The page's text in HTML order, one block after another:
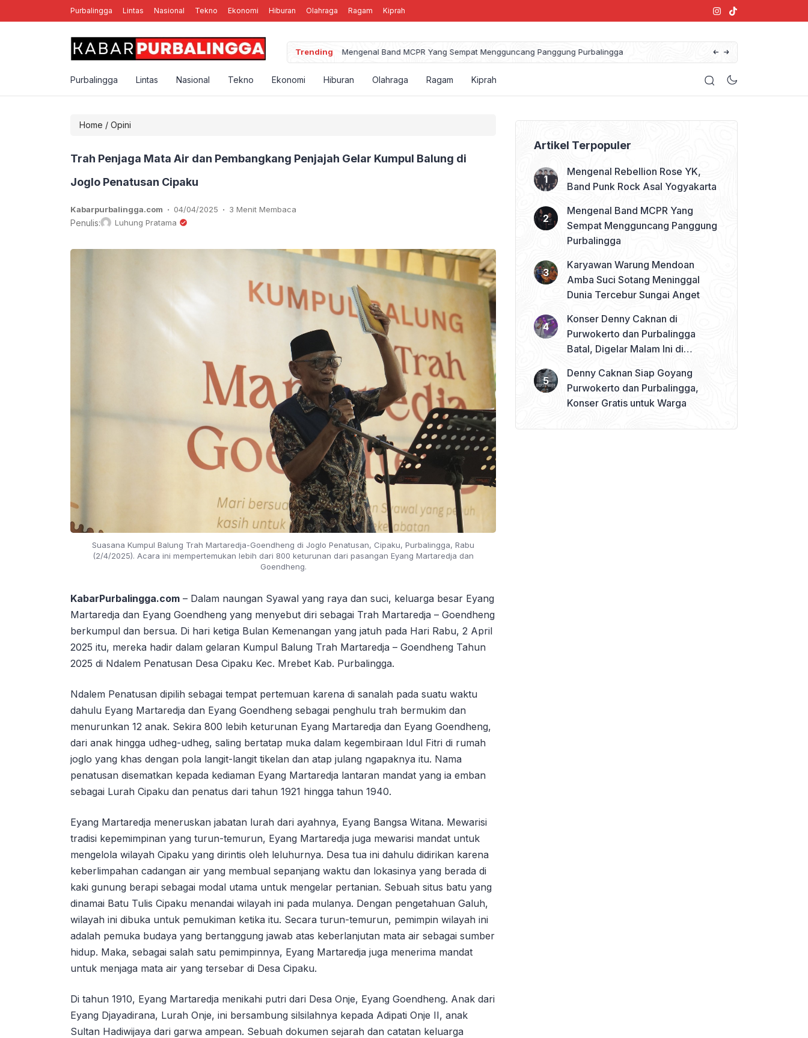
Purbalingga Lintas Nasional Tekno Ekonomi Hiburan Olahraga Ragam Kiprah
Trending
Rebellion Rose YK, Band Punk Rock Asal Yogyakarta Mengenal Band MCPR Yang Sempat Mengguncang Panggung Purbalingga
Purbalingga Lintas Nasional Tekno Ekonomi Hiburan Olahraga Ragam Kiprah
Home / Opini
Trah Penjaga Mata Air dan Pembangkang Penjajah Gelar Kumpul Balung di
Joglo Penatusan Cipaku
Kabarpurbalingga.com . 04/04/2025 . 3 Menit Membaca
Penulis: Luhung Pratama
Suasana Kumpul Balung Trah Martaredja-Goendheng di Joglo Penatusan, Cipaku, Purbalingga, Rabu
(2/4/2025). Acara ini mempertemukan lebih dari 800 keturunan dari pasangan Eyang Martaredja dan
Goendheng.
KabarPurbalingga.com – Dalam naungan Syawal yang raya dan suci, keluarga besar Eyang
Martaredja dan Eyang Goendheng yang menyebut diri sebagai Trah Martaredja – Goendheng
berkumpul dan bersua. Di hari ketiga Bulan Kemenangan yang jatuh pada Hari Rabu, 2 April
2025 itu, mereka hadir dalam gelaran Kumpul Balung Trah Martaredja – Goendheng Tahun
2025 di Ndalem Penatusan Desa Cipaku Kec. Mrebet Kab. Purbalingga.
Ndalem Penatusan dipilih sebagai tempat pertemuan karena di sanalah pada suatu waktu
dahulu Eyang Martaredja dan Eyang Goendheng sebagai penghulu trah bermukim dan
menurunkan 12 anak. Sekira 800 lebih keturunan Eyang Martaredja dan Eyang Goendheng,
dari anak hingga udheg-udheg, saling bertatap muka dalam kegembiraan Idul Fitri di rumah
joglo yang khas dengan pola langit-langit tikelan dan atap julang ngapaknya itu. Nama
penatusan disematkan kepada kediaman Eyang Martaredja lantaran mandat yang ia emban
sebagai Lurah Cipaku dan penatus dari tahun 1921 hingga tahun 1940.
Eyang Martaredja meneruskan jabatan lurah dari ayahnya, Eyang Bangsa Witana. Mewarisi
tradisi kepemimpinan yang turun-temurun, Eyang Martaredja juga mewarisi mandat untuk
mengelola wilayah Cipaku yang dirintis oleh leluhurnya. Desa tua ini dahulu didirikan karena
keberlimpahan cadangan air yang membual sepanjang waktu dan lokasinya yang berada di
kaki gunung berapi sebagai modal utama untuk mengelar pertanian. Sebuah situs batu yang
dinamai Batu Tulis Cipaku menandai wilayah ini pada mulanya. Dengan pengetahuan Galuh,
wilayah ini dibuka untuk pemukiman ketika itu. Secara turun-temurun, pemimpin wilayah ini
adalah pemuka budaya yang bertanggung jawab atas keberlanjutan mata air sebagai sumber
hidup. Maka, sebagai salah satu pemimpinnya, Eyang Martaredja juga menerima mandat
untuk menjaga mata air yang tersebar di Desa Cipaku.
Di tahun 1910, Eyang Martaredja menikahi putri dari Desa Onje, Eyang Goendheng. Anak dari
Eyang Djayadirana, Lurah Onje, ini bersambung silsilahnya kepada Adipati Onje II, anak
Sultan Hadiwijaya dari garwa ampean. Sebuah dokumen sejarah dan catatan keluarga
Artikel Terpopuler
Mengenal Rebellion Rose YK,
Band Punk Rock Asal Yogyakarta
Mengenal Band MCPR Yang
Sempat Mengguncang Panggung
Purbalingga
Karyawan Warung Mendoan
Amba Suci Sotang Meninggal
Dunia Tercebur Sungai Anget
Konser Denny Caknan di
Purwokerto dan Purbalingga
Batal, Digelar Malam Ini di
Denny Caknan Siap Goyang
Purwokerto dan Purbalingga,
Konser Gratis untuk Warga